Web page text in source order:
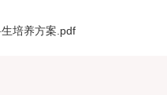
培养方案.pdf